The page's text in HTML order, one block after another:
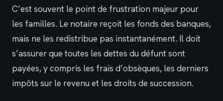
C’est souvent le point de frustration majeur pour
les familles. Le notaire reçoit les fonds des banques,
mais ne les redistribue pas instantanément. Il doit
s’assurer que toutes les dettes du défunt sont
payées, y compris les frais d’obsèques, les derniers
impôts sur le revenu et les droits de succession.